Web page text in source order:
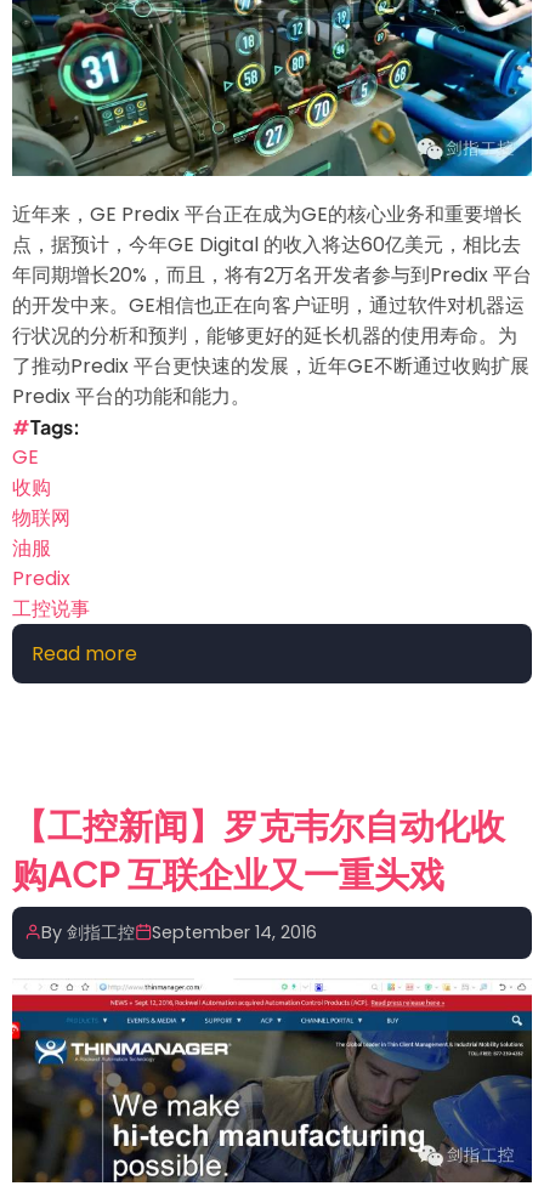
的
合
并
近年来，GE Predix 平台正在成为GE的核心业务和重要增长
点，据预计，今年GE Digital 的收入将达60亿美元，相比去
年同期增长20%，而且，将有2万名开发者参与到Predix 平台
的开发中来。GE相信也正在向客户证明，通过软件对机器运
行状况的分析和预判，能够更好的延长机器的使用寿命。为
了推动Predix 平台更快速的发展，近年GE不断通过收购扩展
Predix 平台的功能和能力。
Tags
GE
收购
物联网
油服
Predix
工控说事
Read more
GE
短
15
天
收
购
了
三
家
物
联
网
公
司
【工控新闻】罗克韦尔自动化收
购ACP 互联企业又一重头戏
By 剑指工控 September 14, 2016